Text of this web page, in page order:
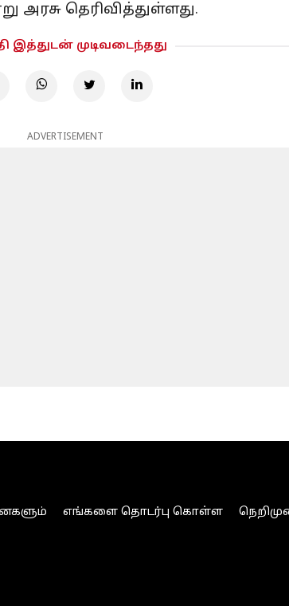
தெரிவித்துள்ளது.
இத்துடன் முடிவடைந்தது
ADVERTISEMENT
எங்களை தொடர்பு கொள்ள